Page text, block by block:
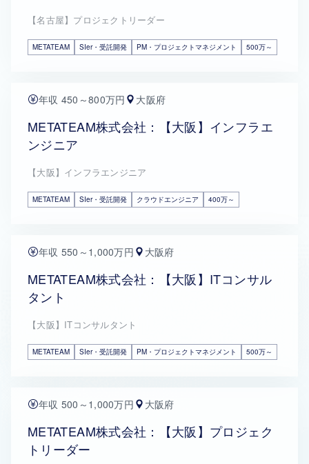
【名古屋】プロジェクトリーダー
METATEAM SIer・受託開発 PM・プロジェクトマネジメント 500万～
年収 450～800万円 大阪府
METATEAM株式会社：【大阪】インフラエ
ンジニア
【大阪】インフラエンジニア
METATEAM SIer・受託開発 クラウドエンジニア 400万～
年収 550～1,000万円 大阪府
METATEAM株式会社：【大阪】ITコンサル
タント
【大阪】ITコンサルタント
METATEAM SIer・受託開発 PM・プロジェクトマネジメント 500万～
年収 500～1,000万円 大阪府
METATEAM株式会社：【大阪】プロジェク
トリーダー